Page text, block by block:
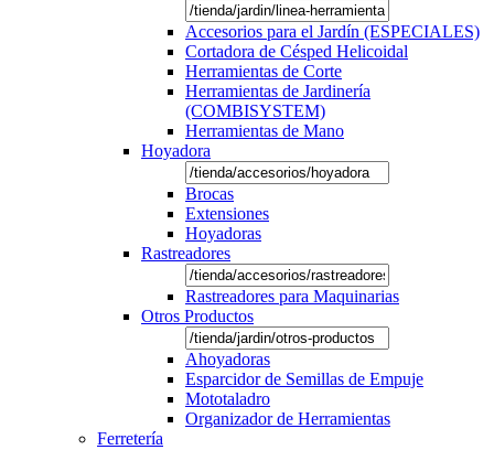
Accesorios para el Jardín (ESPECIALES)
Cortadora de Césped Helicoidal
Herramientas de Corte
Herramientas de Jardinería
(COMBISYSTEM)
Herramientas de Mano
Hoyadora
Brocas
Extensiones
Hoyadoras
Rastreadores
Rastreadores para Maquinarias
Otros Productos
Ahoyadoras
Esparcidor de Semillas de Empuje
Mototaladro
Organizador de Herramientas
Ferretería